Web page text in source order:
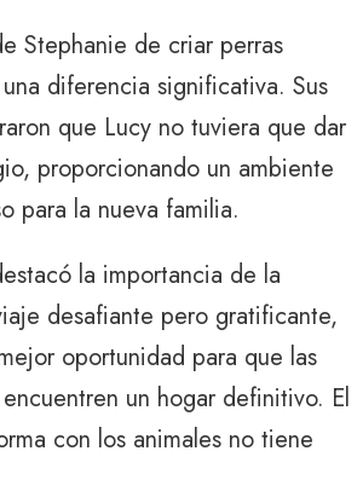
Stephanie de criar perras
diferencia significativa. Sus
que Lucy no tuviera que dar
proporcionando un ambiente
para la nueva familia.
la importancia de la
desafiante pero gratificante,
oportunidad para que las
un hogar definitivo. El
con los animales no tiene